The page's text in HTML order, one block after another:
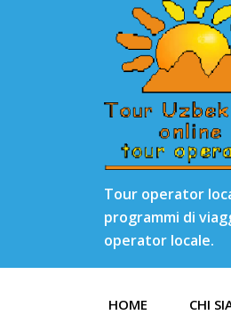
Tour operator
programmi di
operator locale.
HOME CHI